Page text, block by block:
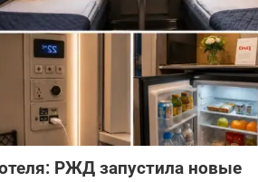
РЖД запустила новые